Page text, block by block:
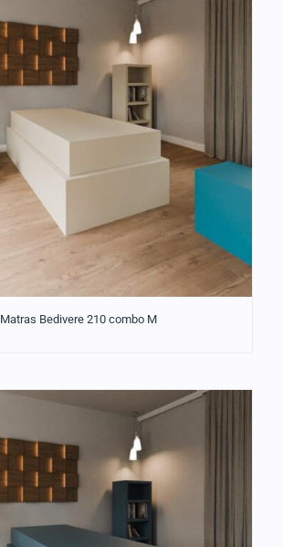
Matras Bedivere 210 combo M